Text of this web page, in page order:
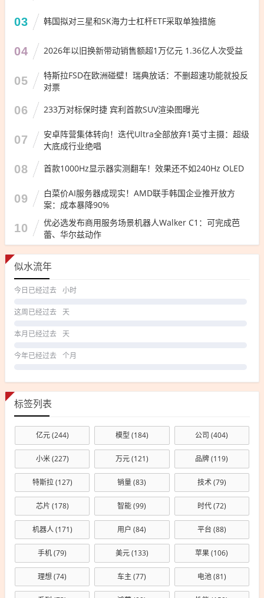
03 韩国拟对三星和SK海力士杠杆ETF采取单独措施
04 2026年以旧换新带动销售额超1万亿元 1.36亿人次受益
05
特斯拉FSD在欧洲碰壁！瑞典放话：不删超速功能就投反
对票
06 233万对标保时捷 宾利首款SUV渲染图曝光
07
安卓阵营集体转向！迭代Ultra全部放弃1英寸主摄：超级
大底成行业绝唱
08 首款1000Hz显示器实测翻车！效果还不如240Hz OLED
09
白菜价AI服务器成现实！AMD联手韩国企业推开放方
案：成本暴降90%
10
优必选发布商用服务场景机器人Walker C1：可完成芭
蕾、华尔兹动作
似水流年
今日已经过去 小时
这周已经过去 天
本月已经过去 天
今年已经过去 个月
标签列表
亿元(244) 模型 (184) 公司 (404)
小米(227) 万元(121) 品牌(119)
特斯拉(127) 销量(83) 技术(79)
芯片 (178) 智能(99) 时代(72)
机器人(171) 用户 (84) 平台 (88)
手机(79) 美元(133) 苹果(106)
理想(74) 车主 (77) 电池(81)